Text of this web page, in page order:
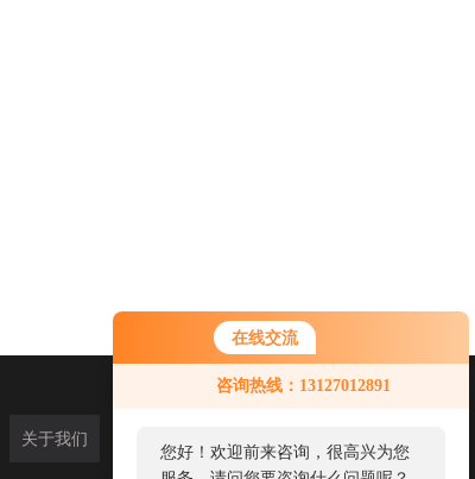
在线交流
咨询热线：13127012891
您好！欢迎前来咨询，很高兴为您
关于我们